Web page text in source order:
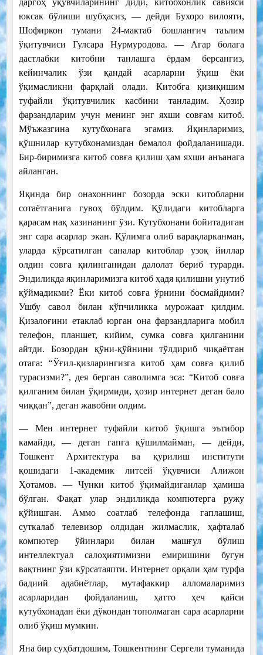
даргоҳ ўқувчиларининг диди, китобхонлик савияси
юксак бўлиши шубҳасиз, — дейди Бухоро вилояти,
Шофиркон тумани 24-мактаб бошланғич таълим
ўқитувчиси Гулсара Нурмуродова. — Агар болага
дастлабки китобни танлашга ёрдам берсангиз,
кейинчалик ўзи қандай асарларни ўқиш ёки
ўқимасликни фарқлай олади. Китобга қизиқишим
туфайли ўқитувчилик касбини танладим. Ҳозир
фарзандларим учун менинг энг яхши совғам китоб.
Мўъжазгина кутубхонага эгамиз. Яқинларимиз,
қўшнилар кутубхонамиздан бемалол фойдаланишади.
Бир-биримизга китоб совға қилиш ҳам яхши анъанага
айланган.
Яқинда бир онахоннинг бозорда эски китобларни
сотаётганига гувоҳ бўлдим. Қўлидаги китобларга
қарасам нақ хазинанинг ўзи. Кутубхонани бойитадиган
энг сара асарлар экан. Қўлимга олиб варақларканман,
уларда кўрсатилган саналар китоблар узоқ йиллар
олдин совға қилинганидан далолат бериб турарди.
Эндиликда яқинларимизга китоб ҳадя қилишни унутиб
қўймадикми? Ёки китоб совға ўрнини босмайдими?
Ушбу савол билан кўпчиликка мурожаат қилдим.
Қизалоғини етаклаб юрган она фарзандларига мобил
телефон, планшет, кийим, сумка совға қилганини
айтди. Бозордан қўни-қўйнини тўлдириб чиқаётган
отага: “Ўғил-қизларингизга китоб ҳам совға қилиб
турасизми?”, дея берган саволимга эса: “Китоб совға
қилганим билан ўқирмиди, ҳозир интернет деган бало
чиққан”, деган жавобни олдим.
— Мен интернет туфайли китоб ўқишга эътибор
камайди, — деган гапга қўшилмайман, — дейди,
Тошкент Архитектура ва қурилиш институти
қошидаги 1-академик литсей ўқувчиси Алижон
Ҳотамов. — Чунки китоб ўқимайдиганлар ҳамиша
бўлган. Фақат улар эндиликда компютерга ружу
қўйишган. Аммо соатлаб телефонда гаплашиш,
суткалаб телевизор олдидан жилмаслик, ҳафталаб
компютер ўйинлари билан машғул бўлиш
интеллектуал салоҳиятимизни емиришини бугун
вақтнинг ўзи кўрсатаяпти. Интернет орқали ҳам турфа
бадиий адабиётлар, мутафаккир алломаларимиз
асарларидан фойдаланиш, ҳатто ҳеч қайси
кутубхонадан ёки дўкондан тополмаган сара асарларни
олиб ўқиш мумкин.
Яна бир суҳбатдошим, Тошкентнинг Сергели туманида